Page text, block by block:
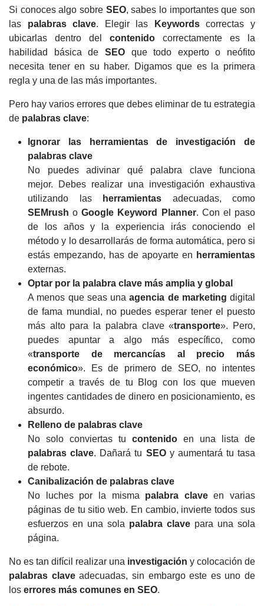
Si conoces algo sobre SEO, sabes lo importantes que son
las palabras clave. Elegir las Keywordscorrectas y
ubicarlas dentro del contenido correctamente es la
habilidad básica de SEOque todo experto o neófito
necesita tener en su haber. Digamos que es la primera
regla y una de las más importantes.
Pero hay varios errores que debes eliminar de tu estrategia
de palabras clave:
Ignorar las herramientasde investigación de
palabras clave
No puedes adivinar qué palabra clave funciona
mejor.
Debes realizar una investigación exhaustiva
utilizando las
herramientas adecuadas, como
SEMrush oGoogle Keyword Planner. Con el paso
de los años y la experiencia irás conociendo el
método y lo desarrollarás de forma automática, pero si
estás empezando, has de apoyarte en herramientas
externas.
Optar por la palabra clave más amplia y global
A menos que seas unaagencia de marketing digital
de fama mundial, no puedes esperar tener el puesto
más alto para la palabra clave «transporte».
Pero,
puedes apuntar a algo más específico, como
«transporte de mercancías al precio más
económico». Es de primero de SEO, no intentes
competir a través de tu Blog con los que mueven
ingentes cantidades de dinero en posicionamiento, es
absurdo.
Relleno de palabras clave
No solo conviertas tu contenido en una lista de
palabras clave. Dañará tu SEOy aumentará tu tasa
de rebote.
Canibalización de palabras clave
No luches por la misma palabra claveen varias
páginas de tu sitio web. En cambio, invierte todos sus
esfuerzos en una sola palabra clave para una sola
página.
No es tan difícil realizar una investigación y colocación de
palabras claveadecuadas, sin embargo este es uno de
los errores más comunes en SEO.